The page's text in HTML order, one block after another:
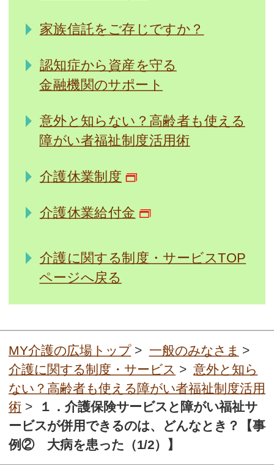
家族信託をご存じですか？
認知症から資産を守る
金融機関のサポート
意外と知らない？高齢者も使える
障がい者福祉制度活用術
介護休業制度
介護休業給付金
介護に関する制度・サービスTOP
ページへ戻る
MY介護の広場トップ> 一般のみなさま >
介護に関する制度・サービス >意外と知ら
ない？高齢者も使える障がい者福祉制度活用
術 > １．介護保険サービスと障がい福祉サ
ービスが併用できるのは、どんなとき？【事
例② 大病を患った（1/2）】